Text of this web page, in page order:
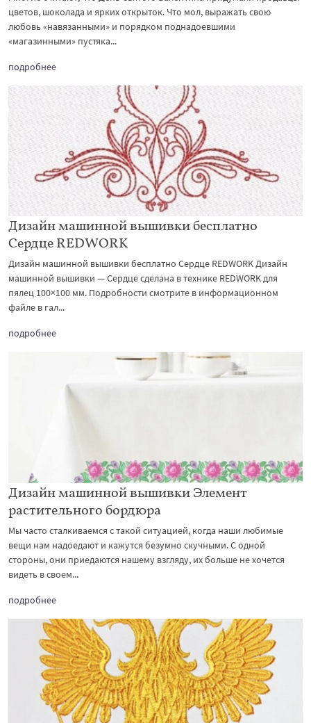
цветов, шоколада и ярких открыток. Что мол, выражать свою
любовь «навязанными» и порядком поднадоевшими
«магазинными» пустяка...
подробнее
Дизайн машинной вышивки бесплатно
Сердце REDWORK
Дизайн машинной вышивки бесплатно Сердце REDWORK Дизайн
машинной вышивки — Сердце сделана в технике REDWORK для
пялец 100×100 мм. Подробности смотрите в информационном
файле в гал...
подробнее
Дизайн машинной вышивки Элемент
растительного бордюра
Мы часто сталкиваемся с такой ситуацией, когда наши любимые
вещи нам надоедают и кажутся безумно скучными. С одной
стороны, они приедаются нашему взгляду, их больше не хочется
видеть в своем...
подробнее